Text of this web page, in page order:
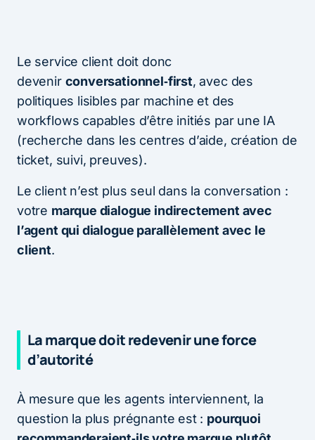
Le service client doit donc
devenir conversationnel‑first, avec des
politiques lisibles par machine et des
workflows capables d’être initiés par une IA
(recherche dans les centres d’aide, création de
ticket, suivi, preuves).
Le client n’est plus seul dans la conversation :
votre marque dialogue indirectement avec
l’agent qui dialogue parallèlement avec le
client.
La marque doit redevenir une force
d’autorité
À mesure que les agents interviennent, la
question la plus prégnante est : pourquoi